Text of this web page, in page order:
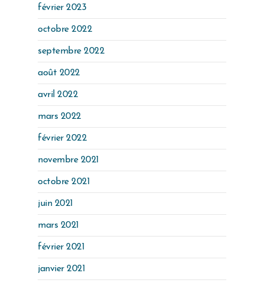
février 2023
octobre 2022
septembre 2022
août 2022
avril 2022
mars 2022
février 2022
novembre 2021
octobre 2021
juin 2021
mars 2021
février 2021
janvier 2021